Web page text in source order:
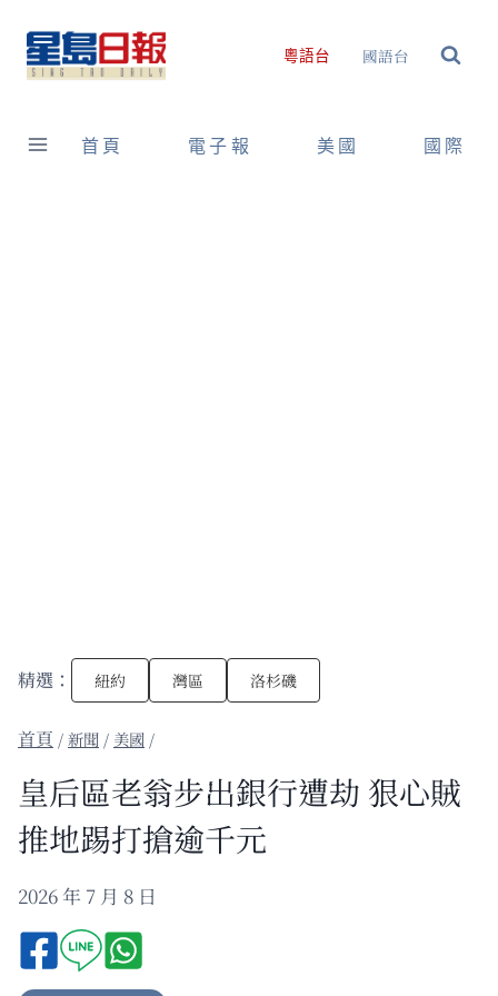
content
粵語台 國語台
首頁 電子報 美國 國際
精選： 紐約 灣區 洛杉磯
/新聞 / 美國 /
皇后區老翁步出銀行遭劫 狠心賊
推地踢打搶逾千元
2026 年 7 月 8 日